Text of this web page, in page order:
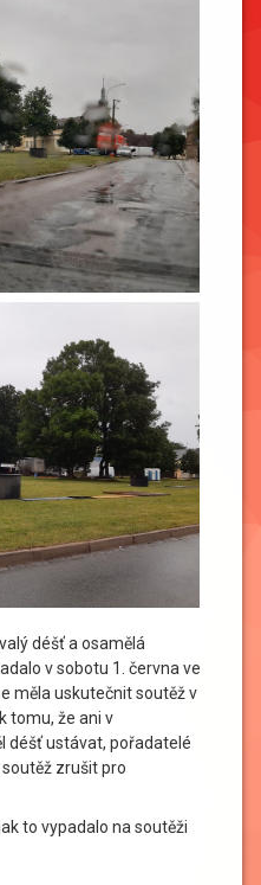
déšť a osamělá
v sobotu 1. června ve
měla uskutečnit soutěž v
tomu, že ani v
déšť ustávat, pořadatelé
zrušit pro
to vypadalo na soutěži